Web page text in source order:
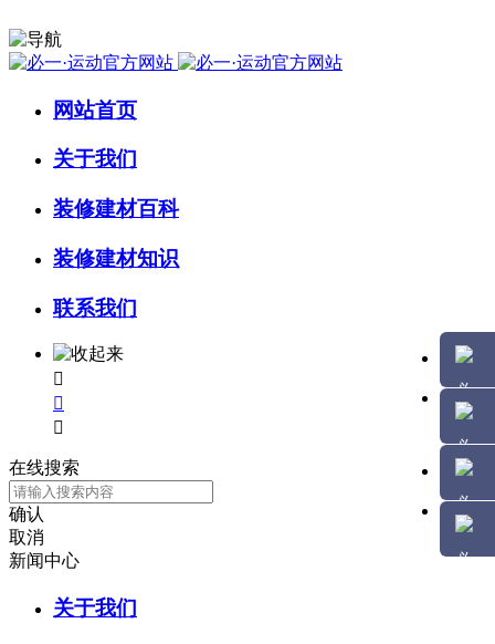
网站首页
关于我们
装修建材百科
装修建材知识
联系我们



在线搜索
确认
取消
新闻中心
关于我们